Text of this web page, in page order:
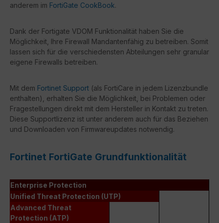
anderem im FortiGate CookBook.
Dank der Fortigate VDOM Funktionalität haben Sie die
Möglichkeit, Ihre Firewall Mandantenfähig zu betreiben. Somit
lassen sich für die verschiedensten Abteilungen sehr granular
eigene Firewalls betreiben.
Mit dem Fortinet Support (als FortiCare in jedem Lizenzbundle
enthalten), erhalten Sie die Möglichkeit, bei Problemen oder
Fragestellungen direkt mit dem Hersteller in Kontakt zu treten.
Diese Supportlizenz ist unter anderem auch für das Beziehen
und Downloaden von Firmwareupdates notwendig.
Fortinet FortiGate Grundfunktionalität
Enterprise Protection
Unified Threat Protection (UTP)
Advanced Threat
Protection (ATP)